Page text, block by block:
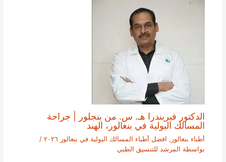
الدكتور فيريندرا هـ. س. من بنجلور | جراحة
المسالك البولية في بنغالور، الهند
أطباء بنغالور , افضل أطباء المسالك البولية في بنغالور ٢٠٢٦
/
بواسطة المرشد للتنسيق الطبي